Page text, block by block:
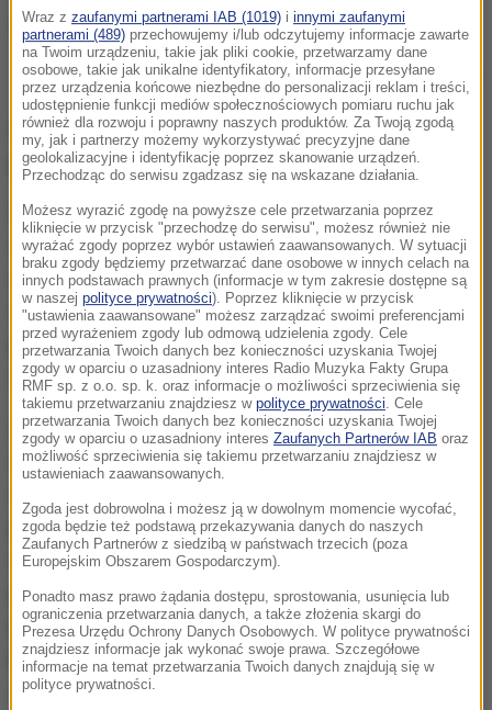
Premier Ewa Kopacz
Na te pytanie odpowiada sondaż opublikowanyna
portalu internetowym RMF24.pl.
Wynik głosowania dla rządu Ewy Kopacz jest wręcz
miażdżący. Aż 68 procent głosujących wystawiło
obecnemu rządowi ocenę 1, czyli niedostateczną, a
tylko 1 procent ocenę 6, czyli celującą, oraz 5
procent ocenę 5, czyli bardzo dobrą. Jest to stan na
dziś na godz. 15.00. Te liczby mówią same za siebie.
Co tak bardzo zraziło Internautów? Moim skromny
zdaniem, oprócz wielu dawnych błędów, przede
postępowanie pani premier, pełne emocji i
wzajemnych sprzeczności. Po drugie, to stało się
przysłowiowym gwoździem do trumny, sprawa
przyjęcia imigrantów do Polski. W tej kwestii Ewa
Kopacz, miotając się od ściany do ściany, uległa
całkowicie dyktatowi twardej i zdecydowanej pani
Wraz z zaufanymi partnerami IAB (1019) i innymi zaufanymi
partnerami (489) przechowujemy i/lub odczytujemy informacje zawarte
na Twoim urządzeniu, takie jak pliki cookie, przetwarzamy dane
osobowe, takie jak unikalne identyfikatory, informacje przesyłane
przez urządzenia końcowe niezbędne do personalizacji reklam i treści,
udostępnienie funkcji mediów społecznościowych pomiaru ruchu jak
również dla rozwoju i poprawny naszych produktów. Za Twoją zgodą
my, jak i partnerzy możemy wykorzystywać precyzyjne dane
geolokalizacyjne i identyfikację poprzez skanowanie urządzeń.
Przechodząc do serwisu zgadzasz się na wskazane działania.
Możesz wyrazić zgodę na powyższe cele przetwarzania poprzez
kliknięcie w przycisk "przechodzę do serwisu", możesz również nie
wyrażać zgody poprzez wybór ustawień zaawansowanych. W sytuacji
braku zgody będziemy przetwarzać dane osobowe w innych celach na
innych podstawach prawnych (informacje w tym zakresie dostępne są
w naszej polityce prywatności). Poprzez kliknięcie w przycisk
"ustawienia zaawansowane" możesz zarządzać swoimi preferencjami
przed wyrażeniem zgody lub odmową udzielenia zgody. Cele
przetwarzania Twoich danych bez konieczności uzyskania Twojej
zgody w oparciu o uzasadniony interes Radio Muzyka Fakty Grupa
RMF sp. z o.o. sp. k. oraz informacje o możliwości sprzeciwienia się
takiemu przetwarzaniu znajdziesz w polityce prywatności . Cele
przetwarzania Twoich danych bez konieczności uzyskania Twojej
zgody w oparciu o uzasadniony interes Zaufanych Partnerów IAB oraz
możliwość sprzeciwienia się takiemu przetwarzaniu znajdziesz w
ustawieniach zaawansowanych.
Zgoda jest dobrowolna i możesz ją w dowolnym momencie wycofać,
zgoda będzie też podstawą przekazywania danych do naszych
Zaufanych Partnerów z siedzibą w państwach trzecich (poza
Europejskim Obszarem Gospodarczym).
Ponadto masz prawo żądania dostępu, sprostowania, usunięcia lub
ograniczenia przetwarzania danych, a także złożenia skargi do
Prezesa Urzędu Ochrony Danych Osobowych. W polityce prywatności
znajdziesz informacje jak wykonać swoje prawa. Szczegółowe
informacje na temat przetwarzania Twoich danych znajdują się w
polityce prywatności.